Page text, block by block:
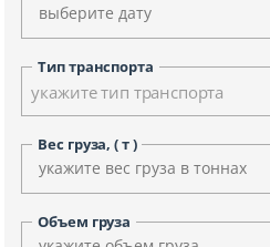
Тип транспорта
укажите тип транспорта
Вес груза, ( т )
Объем груза